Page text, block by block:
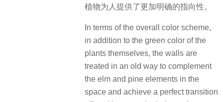
植物为人提供了更加明确的指向性。
In terms of the overall color scheme,
in addition to the green color of the
plants themselves, the walls are
treated in an old way to complement
the elm and pine elements in the
space and achieve a perfect transition